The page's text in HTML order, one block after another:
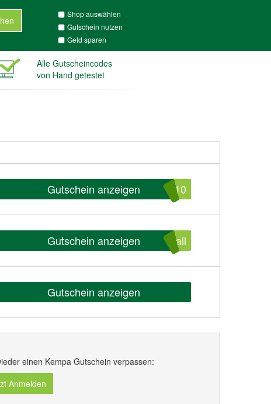
Shop auswählen
Gutschein nutzen
Geld sparen
Alle Gutscheincodes
von Hand getestet
Gutschein anzeigen e10
Gutschein anzeigen ail
Gutschein anzeigen
einen Kempa Gutschein verpassen:
Anmelden